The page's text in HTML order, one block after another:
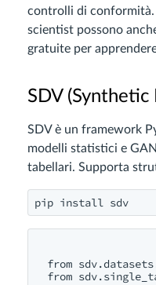
controlli di
scientist possono
gratuite per
SDV (Synthetic
SDV è un framework
modelli statistici e
tabellari. Supporta
from
from